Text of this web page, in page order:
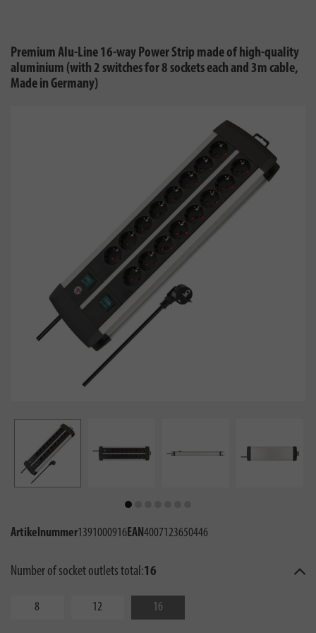
Premium Alu-Line 16-way Power Strip made of high-quality
aluminium (with 2 switches for 8 sockets each and 3m cable,
Made in Germany)
Artikelnummer1391000916EAN4007123650446
Number of socket outlets total:16
8 12 16